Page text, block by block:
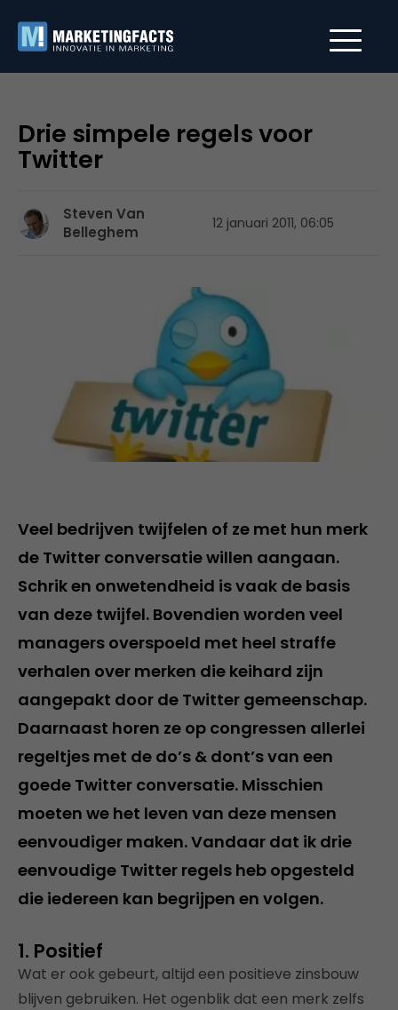
Drie simpele regels voor
Twitter
Steven Van
Belleghem
12 januari 2011, 06:05
Veel bedrijven twijfelen of ze met hun merk
de Twitter conversatie willen aangaan.
Schrik en onwetendheid is vaak de basis
van deze twijfel. Bovendien worden veel
managers overspoeld met heel straffe
verhalen over merken die keihard zijn
aangepakt door de Twitter gemeenschap.
Daarnaast horen ze op congressen allerlei
regeltjes met de do’s & dont’s van een
goede Twitter conversatie. Misschien
moeten we het leven van deze mensen
eenvoudiger maken. Vandaar dat ik drie
eenvoudige Twitter regels heb opgesteld
die iedereen kan begrijpen en volgen.
1. Positief
Wat er ook gebeurt, altijd een positieve zinsbouw
blijven gebruiken. Het ogenblik dat een merk zelfs